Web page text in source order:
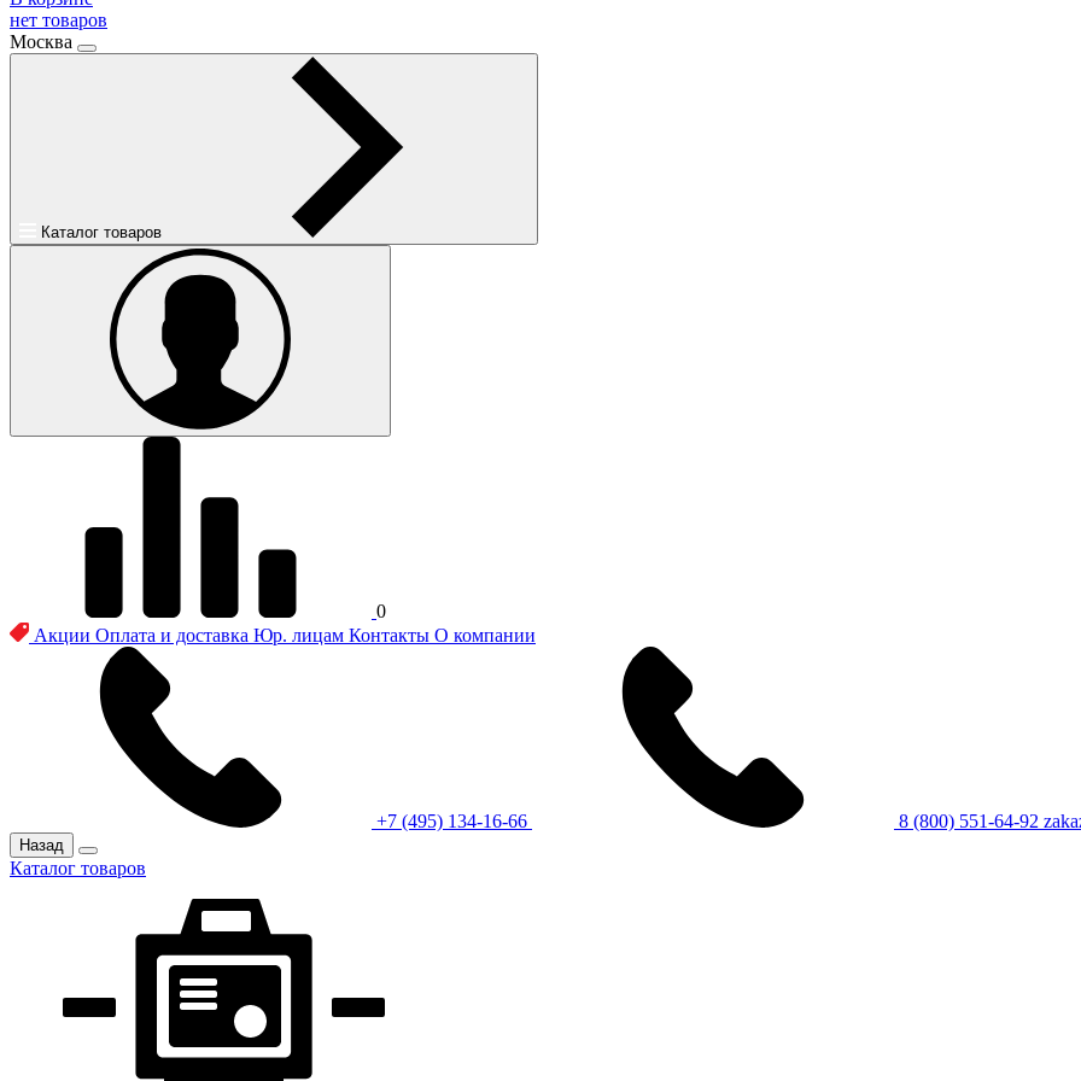
нет товаров
Москва
Каталог товаров
0
Акции Оплата и доставка Юр. лицам Контакты О компании
+7 (495) 134-16-66 8 (800) 551-64-92
Назад
Каталог товаров